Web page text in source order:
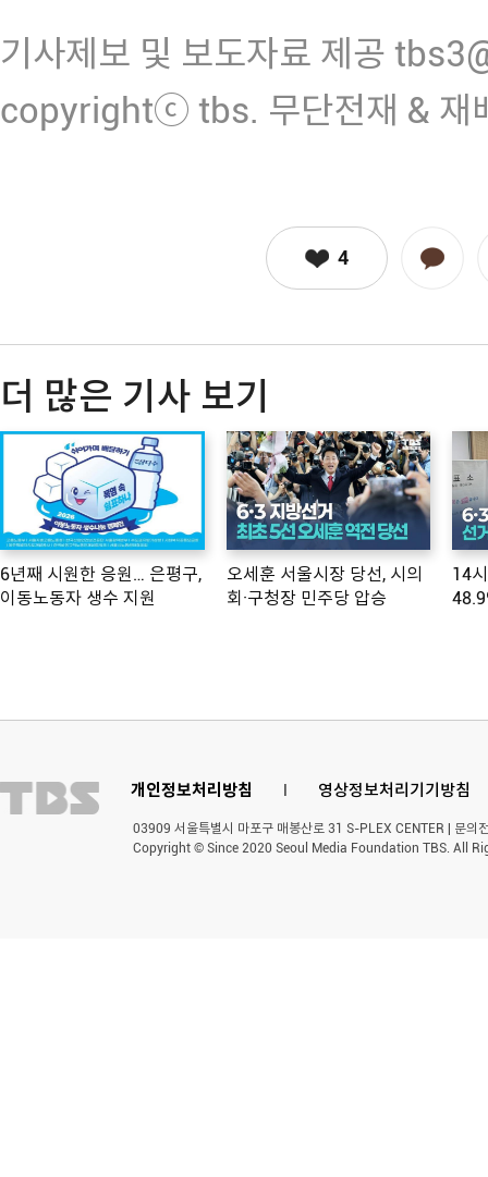
기사제보 및 보도자료 제공
copyrightⓒ tbs. 무단전재 & 재
4
더 많은 기사 보기
6년째 시원한 응원… 은평구,
이동노동자 생수 지원
오세훈 서울시장 당선, 시의
회·구청장 민주당 압승
14
개인정보처리방침 l 영상정보처리기기방침
03909 서울특별시 마포구 매봉산로 31 S-PLEX CENTER | 문
Copyright © Since 2020 Seoul Media Foundation TBS. All